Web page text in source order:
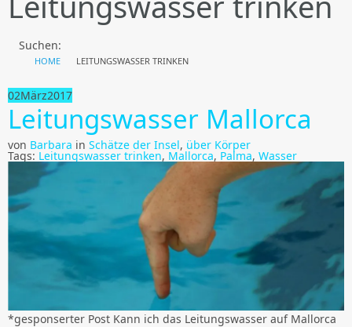
Suchen:
HOME LEITUNGSWASSER TRINKEN
02März2017
Leitungswasser Mallorca
von Barbara in Schätze der Insel, über Körper
Tags: Leitungswasser trinken, Mallorca, Palma, Wasser
*gesponserter Post Kann ich das Leitungswasser auf Mallorca